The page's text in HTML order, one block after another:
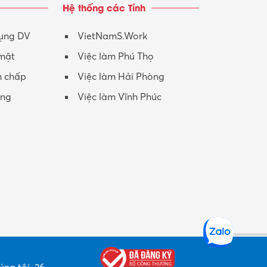
Nhân viên CSKH
Phục vụ khác
Promotion Girl (PG)
DV
chấp
Hệ thống các Tỉnh
VietNamS.Work
Việc làm Phú Thọ
Việc làm Hải Phòng
Việc làm Vĩnh Phúc